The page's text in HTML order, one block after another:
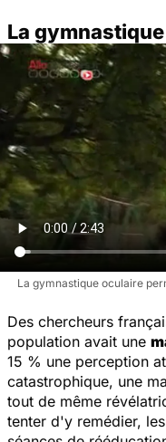
La
La gymnastique oculaire
Des chercheurs
population avait une
15 % une perception
catastrophique, une
tout de même
tenter d'y remédier,